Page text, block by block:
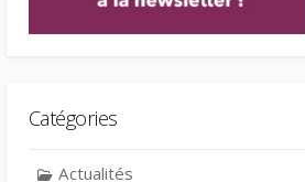
Catégories
Actualités